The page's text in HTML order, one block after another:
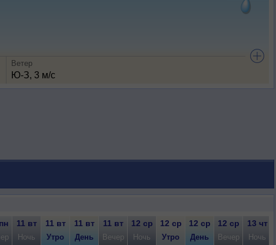
Ветер
Ю-З, 3 м/с
11 вт 11 вт 11 вт 11 вт 12 ср 12 ср 12 ср 12 ср 13 чт
Ночь Утро День Вечер Ночь Утро День Вечер Ночь